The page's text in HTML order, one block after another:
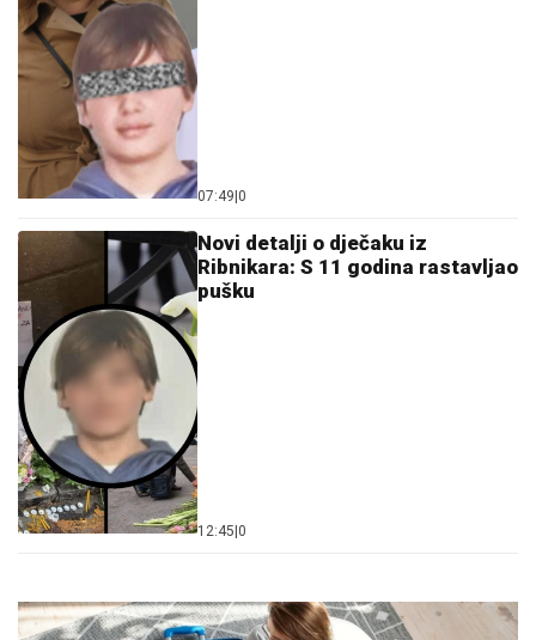
07:49|0
Novi detalji o d‌ječaku iz
Ribnikara: S 11 godina rastavljao
pušku
12:45|0